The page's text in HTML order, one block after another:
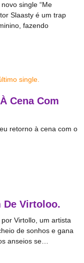
single “Me
Slaasty é um trap
fazendo
Cena Com
retorno à cena com o
De Virtoloo.
Virtollo, um artista
de sonhos e gana
anseios se…